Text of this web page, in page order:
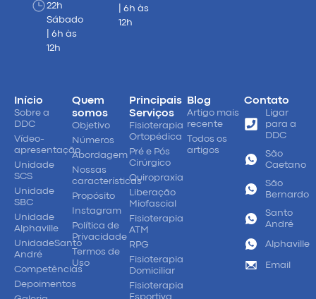
22h
Sábado
| 6h às
12h
| 6h às
12h
Início
Sobre a
DDC
Vídeo-
apresentação
Unidade
SCS
Unidade
SBC
Unidade
Alphaville
UnidadeSanto
André
Competências
Depoimentos
Quem
somos
Objetivo
Números
Abordagem
Nossas
características
Propósito
Instagram
Política de
Privacidade
Termos de
Uso
Principais
Serviços
Fisioterapia
Ortopédica
Pré e Pós
Cirúrgico
Quiropraxia
Liberação
Miofascial
Fisioterapia
ATM
RPG
Fisioterapia
Domiciliar
Fisioterapia
Esportiva
Blog
Artigo mais
recente
Todos os
artigos
Contato
Ligar
para a
DDC
São
Caetano
São
Bernardo
Santo
André
Alphaville
Email